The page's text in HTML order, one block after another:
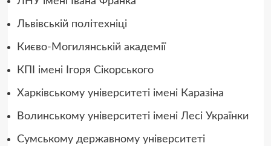
Львівській політехніці
Києво-Могилянській академії
КПІ імені Ігоря Сікорського
Харківському університеті імені Каразіна
Волинському університеті імені Лесі Українки
Сумському державному університеті